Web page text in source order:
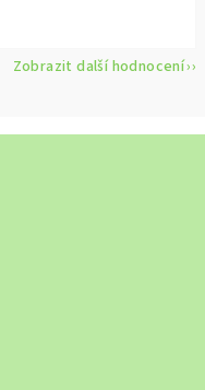
Zobrazit další hodnocení